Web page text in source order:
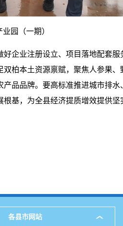
园（一期）
企业注册设立、项目落地配套服
柏本土资源禀赋，聚焦人参果
品品牌。要高标准推进城市排
基，为全县经济提质增效提供坚
各县市网站